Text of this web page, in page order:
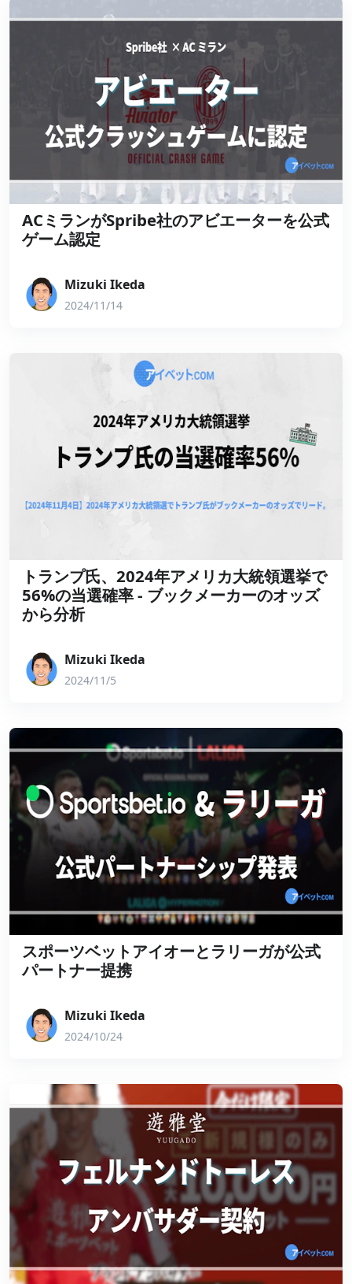
ACミランがSpribe社のアビエーターを公式
ゲーム認定
Mizuki Ikeda
2024/11/14
トランプ氏、2024年アメリカ大統領選挙で
56%の当選確率 - ブックメーカーのオッズ
から分析
Mizuki Ikeda
2024/11/5
スポーツベットアイオーとラリーガが公式
パートナー提携
Mizuki Ikeda
2024/10/24